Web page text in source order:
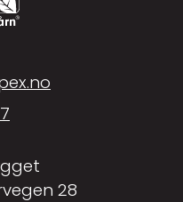
28